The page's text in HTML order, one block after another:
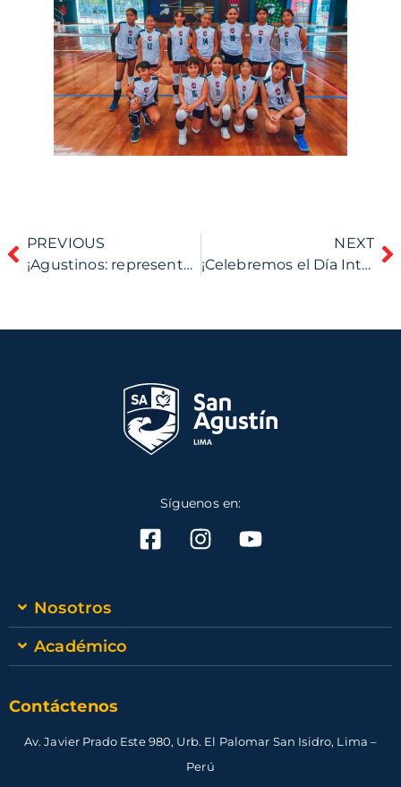
PREVIOUS
¡Agustinos: representarán al Perú en mundial Escolar de Ajedrez!
NEXT
¡Celebremos el Día Internacional de la Familia!
Síguenos en:
Contáctenos
Av. Javier Prado Este 980, Urb. El Palomar San Isidro, Lima –
Perú
Nosotros
Académico